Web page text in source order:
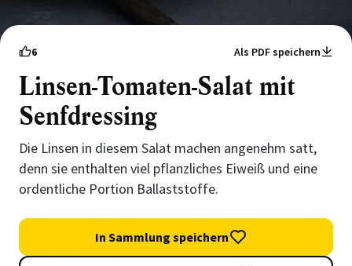
6 Als PDF speichern
Linsen-Tomaten-Salat mit
Senfdressing
Die Linsen in diesem Salat machen angenehm satt,
denn sie enthalten viel pflanzliches Eiweiß und eine
ordentliche Portion Ballaststoffe.
In Sammlung speichern